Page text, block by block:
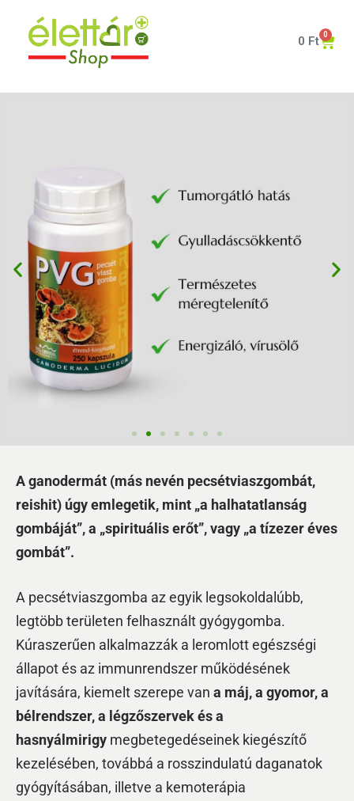
0 Ft 0
A ganodermát (más nevén pecsétviaszgombát,
reishit) úgy emlegetik, mint „a halhatatlanság
gombáját”, a „spirituális erőt”, vagy „a tízezer éves
gombát”.
A pecsétviaszgomba az egyik legsokoldalúbb,
legtöbb területen felhasznált gyógygomba.
Kúraszerűen alkalmazzák a leromlott egészségi
állapot és az immunrendszer működésének
javítására, kiemelt szerepe van a máj, a gyomor, a
bélrendszer, a légzőszervek és a
hasnyálmirigy megbetegedéseinek kiegészítő
kezelésében, továbbá a rosszindulatú daganatok
gyógyításában, illetve a kemoterápia